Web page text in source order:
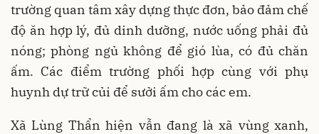
trường quan tâm xây dựng thực đơn, bảo đảm chế
độ ăn hợp lý, đủ dinh dưỡng, nước uống phải đủ
nóng; phòng ngủ không để gió lùa, có đủ chăn
ấm. Các điểm trường phối hợp cùng với phụ
huynh dự trữ củi để sưởi ấm cho các em.
Xã Lùng Thẩn hiện vẫn đang là xã vùng xanh,